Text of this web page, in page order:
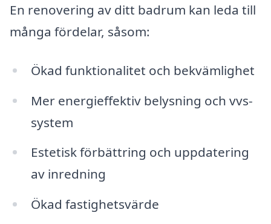
En renovering av ditt badrum kan leda till
många fördelar, såsom:
Ökad funktionalitet och bekvämlighet
Mer energieffektiv belysning och vvs-
system
Estetisk förbättring och uppdatering
av inredning
Ökad fastighetsvärde